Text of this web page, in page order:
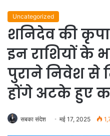
Uncategorized
शनिदेव की
इन राशियों के
पुराने निवेश से
होंगे अटके हुए
सबका संदेश मई 17, 2025